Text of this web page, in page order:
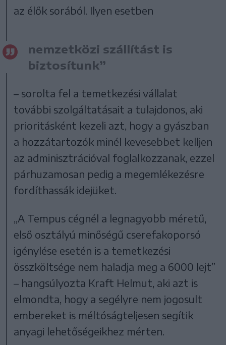
az élők sorából. Ilyen esetben
nemzetközi szállítást is
biztosítunk”
– sorolta fel a temetkezési vállalat
további szolgáltatásait a tulajdonos, aki
prioritásként kezeli azt, hogy a gyászban
a hozzátartozók minél kevesebbet kelljen
az adminisztrációval foglalkozzanak, ezzel
párhuzamosan pedig a megemlékezésre
fordíthassák idejüket.
„A Tempus cégnél a legnagyobb méretű,
első osztályú minőségű cserefakoporsó
igénylése esetén is a temetkezési
összköltsége nem haladja meg a 6000 lejt”
– hangsúlyozta Kraft Helmut, aki azt is
elmondta, hogy a segélyre nem jogosult
embereket is méltóságteljesen segítik
anyagi lehetőségeikhez mérten.